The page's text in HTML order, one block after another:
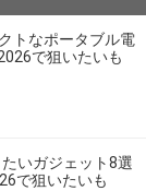
トなポータブル電
で狙いたいも
いガジェット8選
で狙いたいも